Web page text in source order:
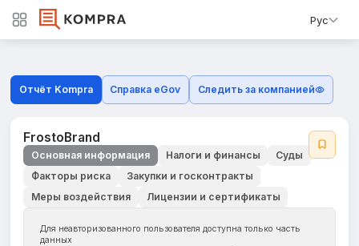
Рус
Отчёт Kompra Справка eGov Следить за компанией
FrostoBrand
Основная информация Налоги и финансы
Суды
Факторы риска
Закупки и госконтракты
Меры воздействия
Лицензии и сертификаты
Для неавторизованного пользователя доступна только часть
данных